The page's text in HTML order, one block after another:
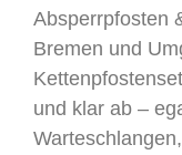
Absperrpfosten
Bremen und
und klar ab –